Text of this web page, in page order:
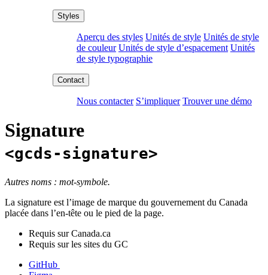
Aperçu des styles Unités de style Unités de style
de couleur Unités de style d’espacement Unités
de style typographie
Nous contacter S’impliquer Trouver une démo
Signature
<gcds-signature>
Autres noms : mot-symbole.
La signature est l’image de marque du gouvernement du Canada
placée dans l’en-tête ou le pied de la page.
Requis sur Canada.ca
Requis sur les sites du GC
GitHub